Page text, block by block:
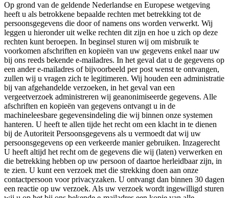
Op grond van de geldende Nederlandse en Europese wetgeving
heeft u als betrokkene bepaalde rechten met betrekking tot de
persoonsgegevens die door of namens ons worden verwerkt. Wij
leggen u hieronder uit welke rechten dit zijn en hoe u zich op deze
rechten kunt beroepen. In beginsel sturen wij om misbruik te
voorkomen afschriften en kopieën van uw gegevens enkel naar uw
bij ons reeds bekende e-mailadres. In het geval dat u de gegevens op
een ander e-mailadres of bijvoorbeeld per post wenst te ontvangen,
zullen wij u vragen zich te legitimeren. Wij houden een administratie
bij van afgehandelde verzoeken, in het geval van een
vergeetverzoek administreren wij geanonimiseerde gegevens. Alle
afschriften en kopieën van gegevens ontvangt u in de
machineleesbare gegevensindeling die wij binnen onze systemen
hanteren. U heeft te allen tijde het recht om een klacht in te dienen
bij de Autoriteit Persoonsgegevens als u vermoedt dat wij uw
persoonsgegevens op een verkeerde manier gebruiken. Inzagerecht
U heeft altijd het recht om de gegevens die wij (laten) verwerken en
die betrekking hebben op uw persoon of daartoe herleidbaar zijn, in
te zien. U kunt een verzoek met die strekking doen aan onze
contactpersoon voor privacyzaken. U ontvangt dan binnen 30 dagen
een reactie op uw verzoek. Als uw verzoek wordt ingewilligd sturen